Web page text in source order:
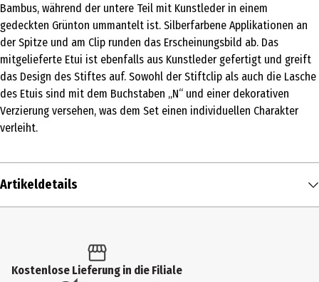
Bambus, während der untere Teil mit Kunstleder in einem
gedeckten Grünton ummantelt ist. Silberfarbene Applikationen an
der Spitze und am Clip runden das Erscheinungsbild ab. Das
mitgelieferte Etui ist ebenfalls aus Kunstleder gefertigt und greift
das Design des Stiftes auf. Sowohl der Stiftclip als auch die Lasche
des Etuis sind mit dem Buchstaben „N“ und einer dekorativen
Verzierung versehen, was dem Set einen individuellen Charakter
verleiht.
Artikeldetails
Produkttyp
Kostenlose Lieferung in die Filiale